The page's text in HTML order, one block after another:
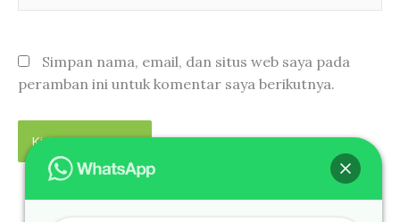
Simpan nama, email, dan situs web saya pada
peramban ini untuk komentar saya berikutnya.